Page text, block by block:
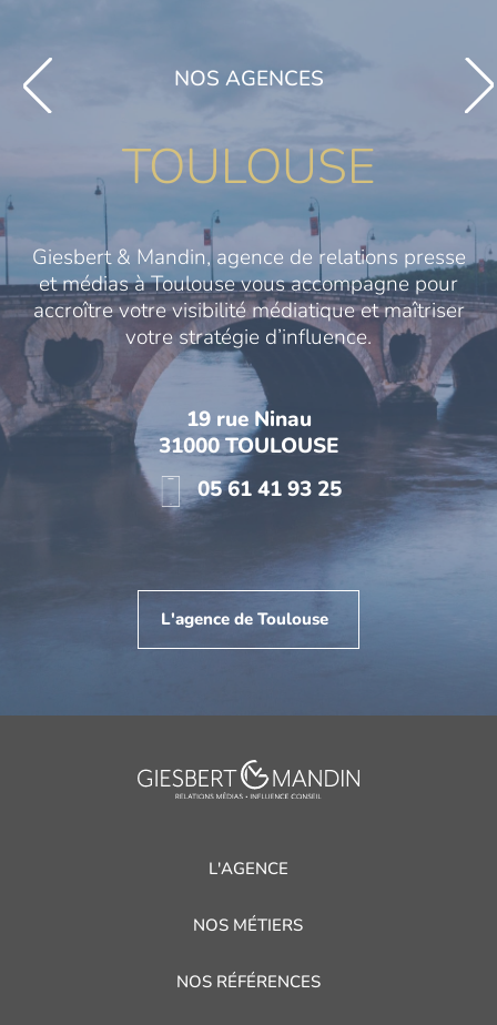
NOS AGENCES
TOULOUSE
Giesbert & Mandin, agence de relations presse
et médias à Toulouse vous accompagne pour
accroître votre visibilité médiatique et maîtriser
votre stratégie d’influence.
19 rue Ninau
31000 TOULOUSE
05 61 41 93 25
L'agence de Toulouse
L'AGENCE
NOS MÉTIERS
NOS RÉFÉRENCES